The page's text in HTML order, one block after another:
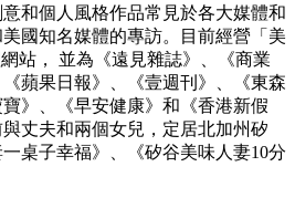
和個人風格作品常見於各大媒體和
國知名媒體的專訪。目前經營「美
站， 並為《遠見雜誌》、《商業
蘋果日報》、《壹週刊》、《東森
》、《早安健康》和《香港新假
丈夫和兩個女兒，定居北加州矽
桌子幸福》、《矽谷美味人妻10分